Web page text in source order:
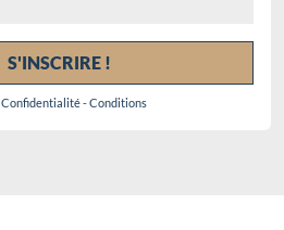
S'INSCRIRE !
Confidentialité-Conditions